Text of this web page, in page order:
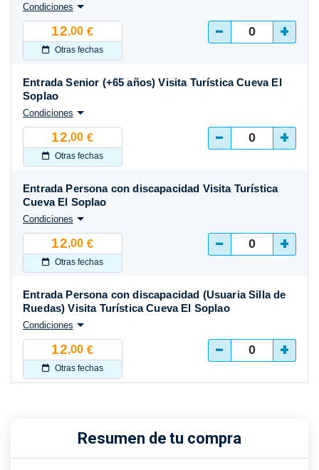
12,00 €
Otras fechas
Condiciones
- +
12,00 €
Otras fechas
Entrada Senior (+65 años) Visita Turística Cueva El
Soplao
Condiciones
- +
12,00 €
Otras fechas
Entrada Persona con discapacidad Visita Turística
Cueva El Soplao
Condiciones
- +
12,00 €
Otras fechas
Entrada Persona con discapacidad (Usuaria Silla de
Ruedas) Visita Turística Cueva El Soplao
Condiciones
- +
Resumen de tu compra